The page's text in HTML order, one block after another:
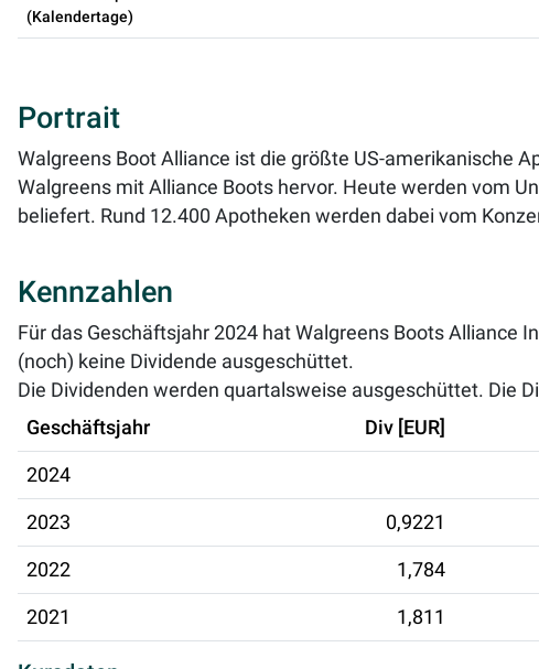
(Kalendertage)
Portrait
Walgreens Boot Alliance ist die größte US-amerikanische
Walgreens mit Alliance Boots hervor. Heute werden vom
beliefert. Rund 12.400 Apotheken werden dabei vom
Kennzahlen
Für das Geschäftsjahr 2024 hat Walgreens Boots Alliance
(noch) keine Dividende ausgeschüttet.
Die Dividenden werden quartalsweise ausgeschüttet. Die
Geschäftsjahr
Div [EUR]
2024
2023 0,9221
2022 1,784
2021 1,811